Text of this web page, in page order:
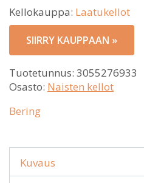
Kellokauppa: Laatukellot
SIIRRY KAUPPAAN »
Tuotetunnus: 3055276933
Osasto: Naisten kellot
Bering
Kuvaus